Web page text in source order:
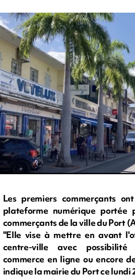
Les premiers commerçants
plateforme numérique portée
commerçants de la ville du Port
"Elle vise à mettre en avant
centre-ville avec
commerce en ligne ou encore
indique la mairie du Port ce lundi